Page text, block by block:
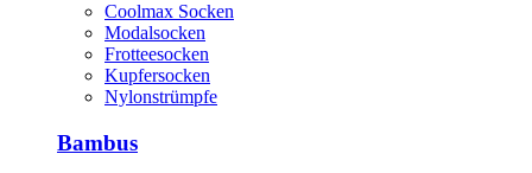
Coolmax Socken
Modalsocken
Frotteesocken
Kupfersocken
Nylonstrümpfe
Bambus